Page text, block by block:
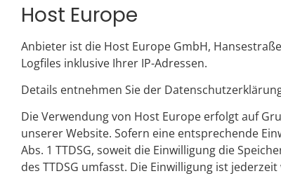
Host Europe
Anbieter ist die Host Europe GmbH,
Logfiles inklusive Ihrer IP-Adressen.
Details entnehmen Sie der
Die Verwendung von Host Europe erfolgt auf
unserer Website. Sofern eine entsprechende
Abs. 1 TTDSG, soweit die Einwilligung die
des TTDSG umfasst. Die Einwilligung ist